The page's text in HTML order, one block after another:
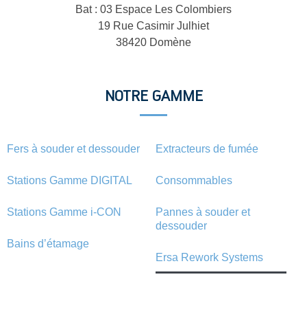
Bat : 03 Espace Les Colombiers
19 Rue Casimir Julhiet
38420 Domène
NOTRE GAMME
Fers à souder et dessouder
Stations Gamme DIGITAL
Stations Gamme i-CON
Bains d’étamage
Extracteurs de fumée
Consommables
Pannes à souder et
dessouder
Ersa Rework Systems